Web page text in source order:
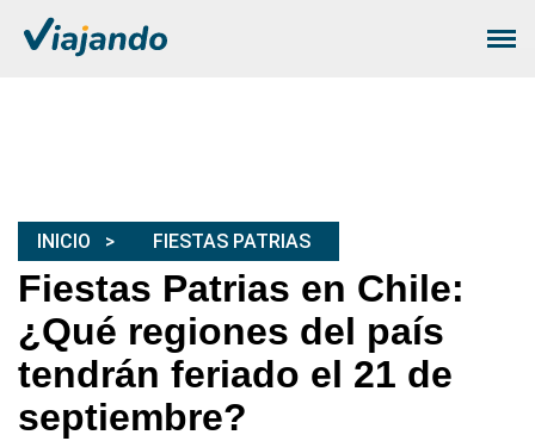
INICIO FIESTAS PATRIAS
Fiestas Patrias en Chile:
¿Qué regiones del país
tendrán feriado el 21 de
septiembre?